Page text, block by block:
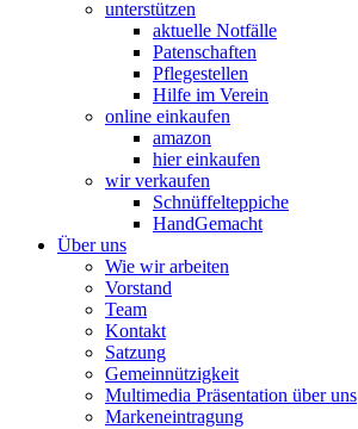
unterstützen
aktuelle Notfälle
Patenschaften
Pflegestellen
Hilfe im Verein
online einkaufen
amazon
hier einkaufen
wir verkaufen
Schnüffelteppiche
HandGemacht
Über uns
Wie wir arbeiten
Vorstand
Team
Kontakt
Satzung
Gemeinnützigkeit
Multimedia Präsentation über uns
Markeneintragung